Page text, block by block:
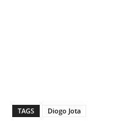
TAGS Diogo Jota